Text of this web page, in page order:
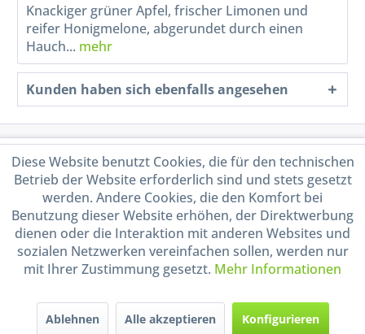
Knackiger grüner Apfel, frischer Limonen und
reifer Honigmelone, abgerundet durch einen
Hauch... mehr
Kunden haben sich ebenfalls angesehen
Service Hotline
Shop Service
Informationen
Handel mit BIO-Weinen
durch DE-ÖKO-009
Diese Website benutzt Cookies, die für den technischen
Betrieb der Website erforderlich sind und stets gesetzt
werden. Andere Cookies, die den Komfort bei
Benutzung dieser Website erhöhen, der Direktwerbung
dienen oder die Interaktion mit anderen Websites und
sozialen Netzwerken vereinfachen sollen, werden nur
mit Ihrer Zustimmung gesetzt. Mehr Informationen
Ablehnen Alle akzeptieren Konfigurieren